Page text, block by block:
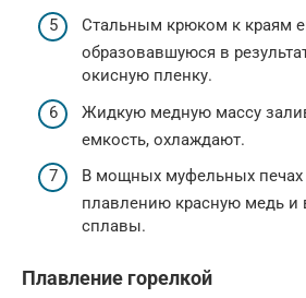
Стальным крюком к краям
образовавшуюся в
окисную пленку.
Жидкую медную массу
емкость, охлаждают.
В мощных муфельных печах
плавлению красную медь
сплавы.
Плавление горелкой